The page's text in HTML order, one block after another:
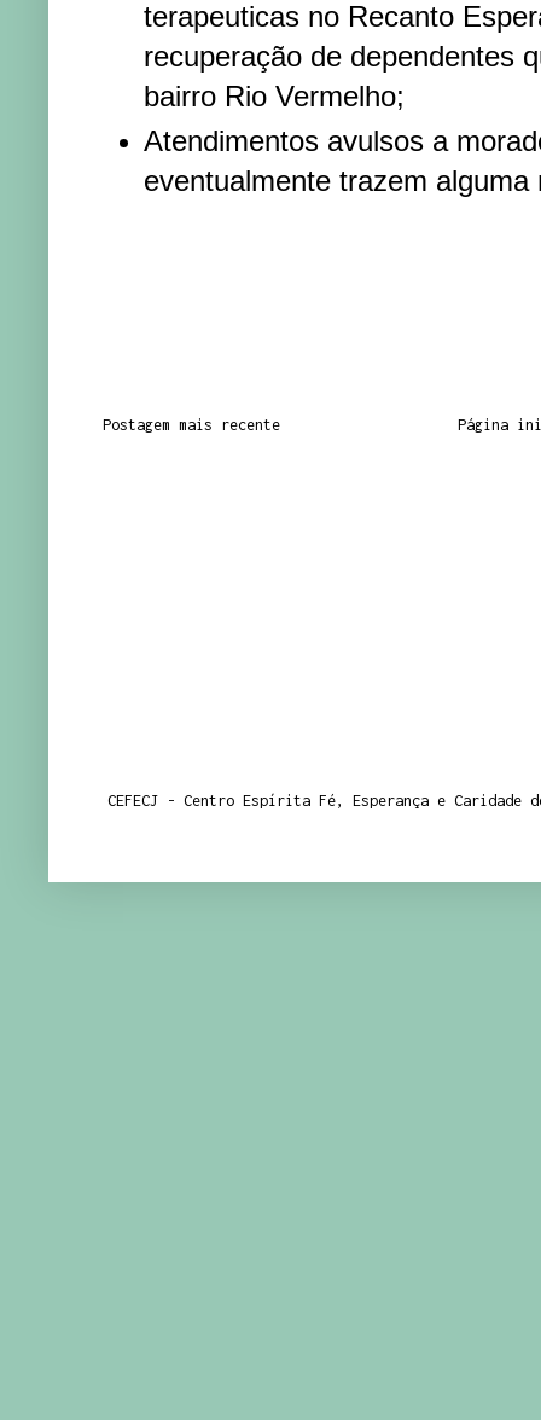
terapeuticas no Recanto
recuperação de dependentes
bairro Rio Vermelho;
Atendimentos avulsos a
eventualmente trazem alguma
Postagem mais recente Página
CEFECJ - Centro Espírita Fé, Esperança e